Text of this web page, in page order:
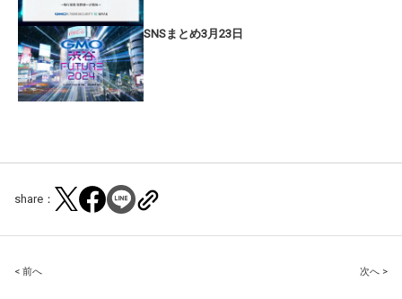
SNSまとめ3月23日
share：
Post
< 前へ 次へ >